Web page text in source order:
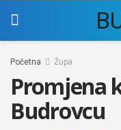
Početna Župa
Promjena
Budrovcu